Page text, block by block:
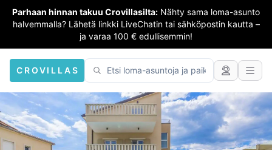
Parhaan hinnan takuu Crovillasilta: Nähty sama loma-asunto
halvemmalla? Lähetä linkki LiveChatin tai sähköpostin kautta –
ja varaa 100 € edullisemmin!
CROVILLAS